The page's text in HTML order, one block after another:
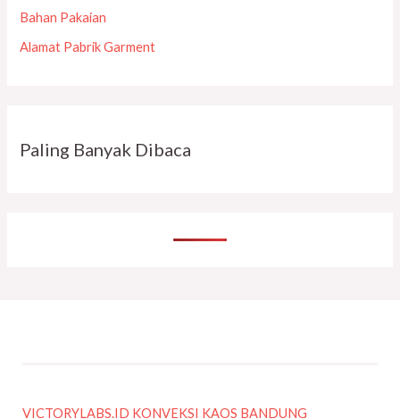
Bahan Pakaian
Alamat Pabrik Garment
Paling Banyak Dibaca
VICTORYLABS.ID KONVEKSI KAOS BANDUNG